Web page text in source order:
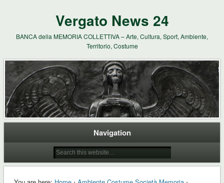
Vergato News 24
BANCA della MEMORIA COLLETTIVA – Arte, Cultura, Sport, Ambiente,
Territorio, Costume
Navigation